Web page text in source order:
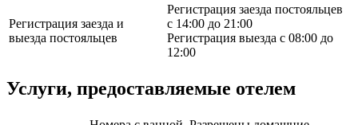
Регистрация заезда и
выезда постояльцев
Регистрация заезда постояльцев
с 14:00 до 21:00
Регистрация выезда с 08:00 до
12:00
Услуги, предоставляемые отелем